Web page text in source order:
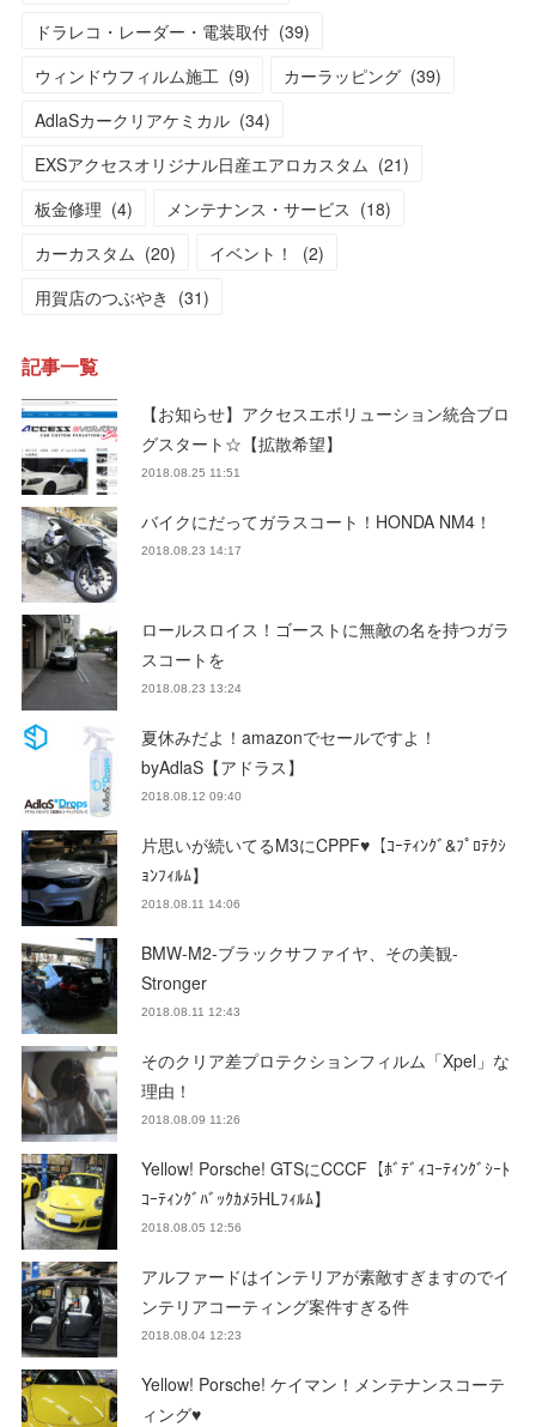
ドラレコ・レーダー・電装取付 (39)
ウィンドウフィルム施工 (9) カーラッピング (39)
AdlaSカークリアケミカル (34)
EXSアクセスオリジナル日産エアロカスタム (21)
板金修理 (4) メンテナンス・サービス (18)
カーカスタム (20) イベント！ (2)
用賀店のつぶやき (31)
記事一覧
【お知らせ】アクセスエボリューション統合ブロ
グスタート☆【拡散希望】
2018.08.25 11:51
バイクにだってガラスコート！HONDA NM4！
2018.08.23 14:17
ロールスロイス！ゴーストに無敵の名を持つガラ
スコートを
2018.08.23 13:24
夏休みだよ！amazonでセールですよ！
byAdlaS【アドラス】
2018.08.12 09:40
片思いが続いてるM3にCPPF♥【ｺｰﾃｨﾝｸﾞ&ﾌﾟﾛﾃｸｼ
ｮﾝﾌｨﾙﾑ】
2018.08.11 14:06
BMW-M2-ブラックサファイヤ、その美観-
Stronger
2018.08.11 12:43
そのクリア差プロテクションフィルム「Xpel」な
理由！
2018.08.09 11:26
Yellow! Porsche! GTSにCCCF【ﾎﾞﾃﾞｨｺｰﾃｨﾝｸﾞｼｰﾄ
ｺｰﾃｨﾝｸﾞﾊﾞｯｸｶﾒﾗHLﾌｨﾙﾑ】
2018.08.05 12:56
アルファードはインテリアが素敵すぎますのでイ
ンテリアコーティング案件すぎる件
2018.08.04 12:23
Yellow! Porsche! ケイマン！メンテナンスコーテ
ィング♥